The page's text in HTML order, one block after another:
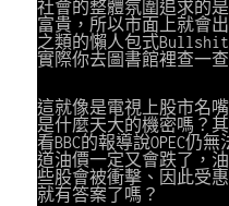
社會的整體氛圍追求的
富貴，所以市面上就會
之類的懶人包式
實際你去圖書館裡查一查
這就像是電視上股市名
是什麼天大的機密嗎？
看BBC的報導說OPEC仍
道油價一定又會跌了，
些股會被衝擊、因此受
就有答案了嗎？